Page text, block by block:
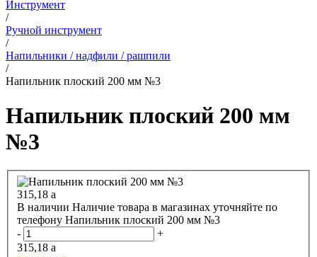
Инструмент
/
Ручной инструмент
/
Напильники / надфили / рашпили
/
Напильник плоский 200 мм №3
Напильник плоский 200 мм
№3
315,18 a
В наличии Наличие товара в магазинах уточняйте по
телефону Напильник плоский 200 мм №3
-
+
315,18 a